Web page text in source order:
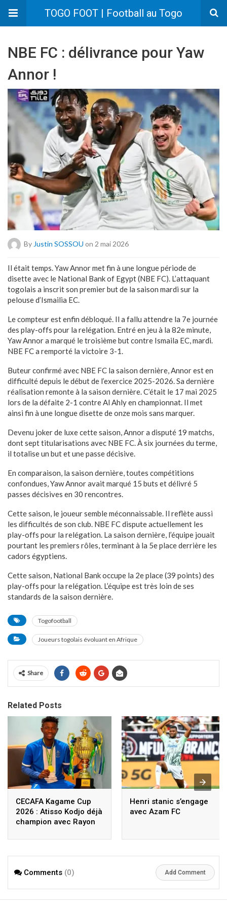
TOGO FOOT | Football au Togo
NBE FC : délivrance pour Yaw
Annor !
By Justin SOSSOU on 2 mai 2026
Il était temps. Yaw Annor met fin à une longue période de
disette avec le National Bank of Egypt (NBE FC). L’attaquant
togolais a inscrit son premier but de la saison mardi sur la
pelouse d’Ismailia EC.
Le compteur est enfin débloqué. Il a fallu attendre la 7e journée
des play-offs pour la relégation. Entré en jeu à la 82e minute,
Yaw Annor a marqué le troisième but contre Ismaila EC, mardi.
NBE FC a remporté la victoire 3-1.
Buteur confirmé avec NBE FC la saison dernière, Annor est en
difficulté depuis le début de l’exercice 2025-2026. Sa dernière
réalisation remonte à la saison dernière. C’était le 17 mai 2025
lors de la défaite 2-1 contre Al Ahly en championnat. Il met
ainsi fin à une longue disette de onze mois sans marquer.
Devenu joker de luxe cette saison, Annor a disputé 19 matchs,
dont sept titularisations avec NBE FC. À six journées du terme,
il totalise un but et une passe décisive.
En comparaison, la saison dernière, toutes compétitions
confondues, Yaw Annor avait marqué 15 buts et délivré 5
passes décisives en 30 rencontres.
Cette saison, le joueur semble méconnaissable. Il reflète aussi
les difficultés de son club. NBE FC dispute actuellement les
play-offs pour la relégation. La saison dernière, l’équipe jouait
pourtant les premiers rôles, terminant à la 5e place derrière les
cadors égyptiens.
Cette saison, National Bank occupe la 2e place (39 points) des
play-offs pour la relégation. L’équipe est très loin de ses
standards de la saison dernière.
Togofootball
Joueurs togolais évoluant en Afrique
Share
Related Posts
CECAFA Kagame Cup
2026 : Atisso Kodjo déjà
champion avec Rayon
Henri stanic s’engage
avec Azam FC
Comments (0) Add Comment